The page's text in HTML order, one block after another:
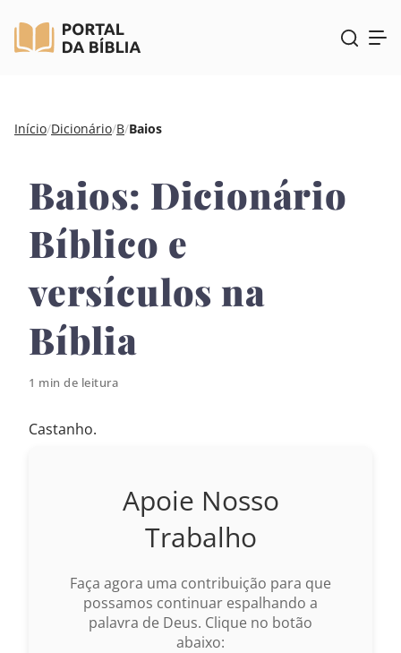
Pular
conteúdo
Início/Dicionário/B/Baios
Baios: Dicionário
Bíblico e
versículos na
Bíblia
1 min de leitura
Castanho.
Apoie Nosso
Trabalho
Faça agora uma contribuição para que
possamos continuar espalhando a
palavra de Deus. Clique no botão
abaixo: